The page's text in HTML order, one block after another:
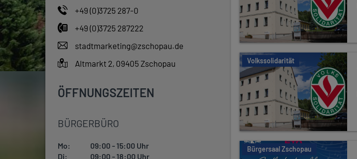
+49 (0)3725 287-0
+49 (0)3725 287222
stadtmarketing@zschopau.de
Altmarkt 2, 09405 Zschopau
ÖFFNUNGSZEITEN
BÜRGERBÜRO
Mo:
09:00 - 15:00 Uhr
Di:
09:00 - 18:00 Uhr
Volkssolidarität
Bürgersaal Zschopau